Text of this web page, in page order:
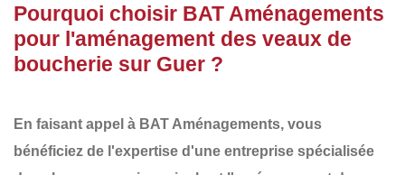
Pourquoi choisir BAT Aménagements
pour l'aménagement des veaux de
boucherie sur Guer ?
En faisant appel à BAT Aménagements, vous
bénéficiez de l'expertise d'une entreprise spécialisée